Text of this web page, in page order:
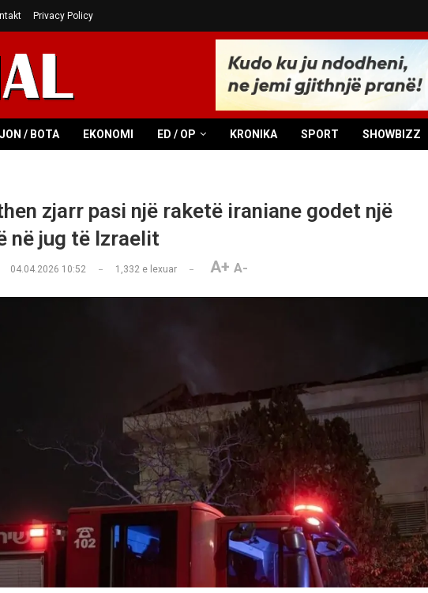
Privacy Policy
/ BOTA EKONOMI ED / OP KRONIKA SPORT SHOWBIZZ
zjarr pasi një raketë iraniane godet një
në jug të Izraelit
04.04.2026 10:52 1,332e lexuar A+ A-